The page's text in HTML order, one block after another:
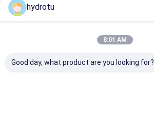
hydrotu
8:01 AM
Good day, what product are you looking for?